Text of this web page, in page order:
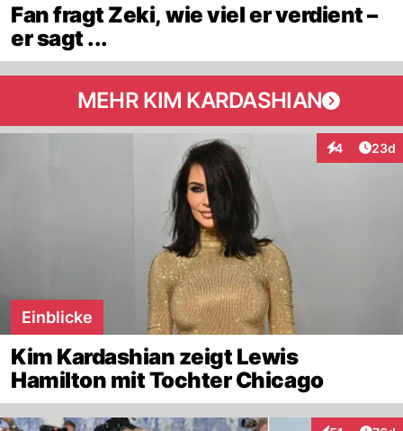
Fan fragt Zeki, wie viel er verdient –
er sagt ...
MEHR KIM KARDASHIAN
4
Interaktionen
23d
Einblicke
Kim Kardashian zeigt Lewis
Hamilton mit Tochter Chicago